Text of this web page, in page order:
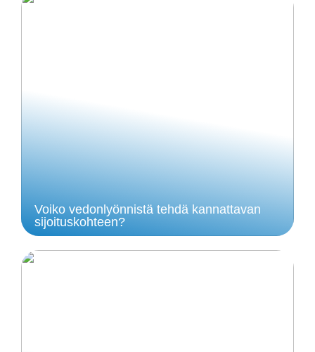
Voiko vedonlyönnistä tehdä kannattavan
sijoituskohteen?